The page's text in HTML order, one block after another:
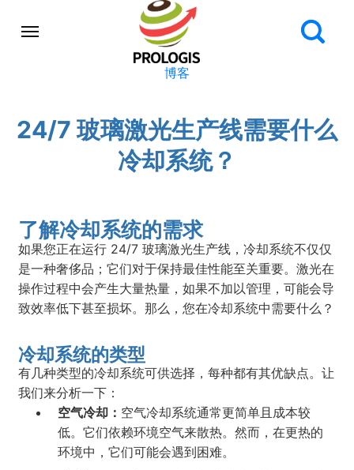
博客
24/7 玻璃激光生产线需要什么
冷却系统？
了解冷却系统的需求
如果您正在运行 24/7 玻璃激光生产线，冷却系统不仅仅
是一种奢侈品；它们对于保持最佳性能至关重要。激光在
操作过程中会产生大量热量，如果不加以管理，可能会导
致效率低下甚至损坏。那么，您在冷却系统中需要什么？
冷却系统的类型
有几种类型的冷却系统可供选择，每种都有其优缺点。让
我们来分析一下：
空气冷却： 空气冷却系统通常更简单且成本较
低。它们依赖环境空气来散热。然而，在更热的
环境中，它们可能会遇到困难。